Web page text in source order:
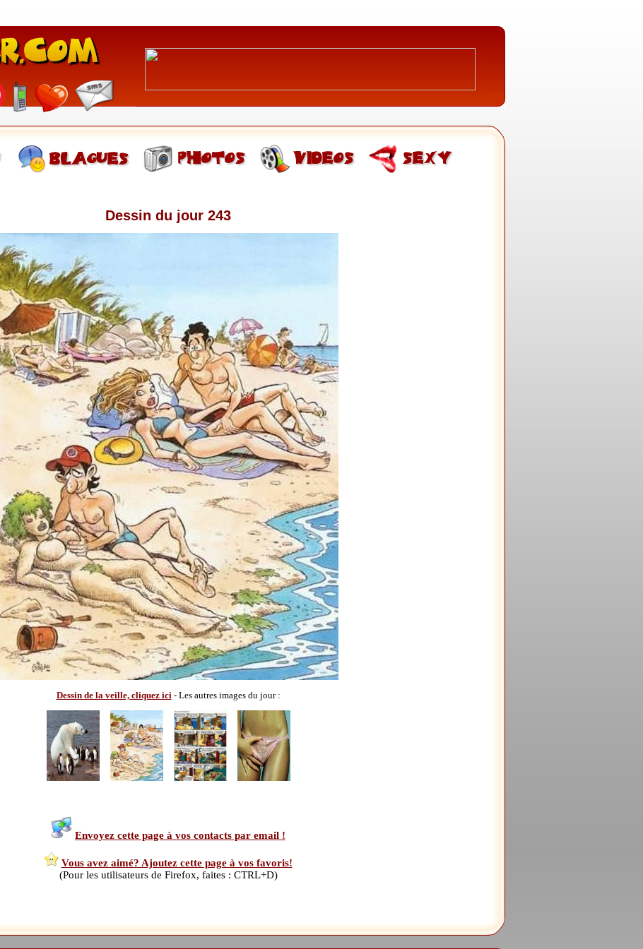
Dessin du jour 243
Dessin de la veille, cliquez ici - Les autres images du jour :
Envoyez cette page à vos contacts par email !
Vous avez aimé? Ajoutez cette page à vos favoris!
(Pour les utilisateurs de Firefox, faites : CTRL+D)